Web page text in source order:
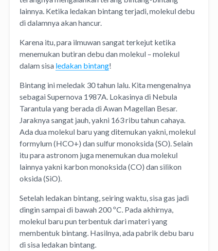
lainnya. Ketika ledakan bintang terjadi, molekul debu
di dalamnya akan hancur.
Karena itu, para ilmuwan sangat terkejut ketika
menemukan butiran debu dan molekul – molekul
dalam sisa ledakan bintang!
Bintang ini meledak 30 tahun lalu. Kita mengenalnya
sebagai Supernova 1987A. Lokasinya di Nebula
Tarantula yang berada di Awan Magellan Besar.
Jaraknya sangat jauh, yakni 163 ribu tahun cahaya.
Ada dua molekul baru yang ditemukan yakni, molekul
formylum (HCO+) dan sulfur monoksida (SO). Selain
itu para astronom juga menemukan dua molekul
lainnya yakni karbon monoksida (CO) dan silikon
oksida (SiO).
Setelah ledakan bintang, seiring waktu, sisa gas jadi
dingin sampai di bawah 200 ºC. Pada akhirnya,
molekul baru pun terbentuk dari materi yang
membentuk bintang. Hasilnya, ada pabrik debu baru
di sisa ledakan bintang.